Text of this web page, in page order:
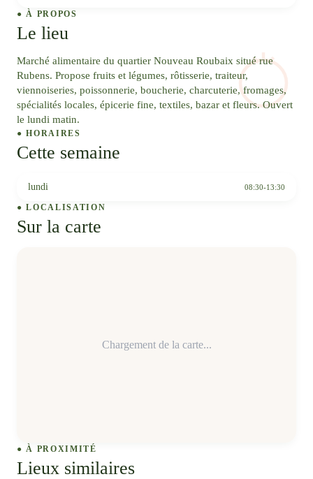
● À PROPOS
Le lieu
Marché alimentaire du quartier Nouveau Roubaix situé rue
Rubens. Propose fruits et légumes, rôtisserie, traiteur,
viennoiseries, poissonnerie, boucherie, charcuterie, fromages,
spécialités locales, épicerie fine, textiles, bazar et fleurs. Ouvert
le lundi matin.
● HORAIRES
Cette semaine
lundi 08:30-13:30
● LOCALISATION
Sur la carte
Chargement de la carte...
● À PROXIMITÉ
Lieux similaires